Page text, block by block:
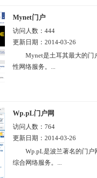
Mynet门户
访问人数： 444
更新日期： 2014-03-26
Mynet是土耳其最大的门
性网络服务。...
Wp.pL门户网
访问人数： 764
更新日期： 2014-03-26
Wp.pL是波兰著名的门
综合网络服务。...